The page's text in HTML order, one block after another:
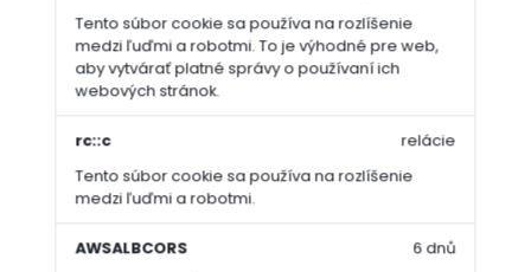
Tento súbor cookie sa používa na rozlíšenie
medzi ľuďmi a robotmi. To je výhodné pre web,
aby vytvárať platné správy o používaní ich
webových stránok.
rc::c
Tento súbor cookie sa používa na rozlíšenie
medzi ľuďmi a robotmi.
relácie
AWSALBCORS
6 dnů